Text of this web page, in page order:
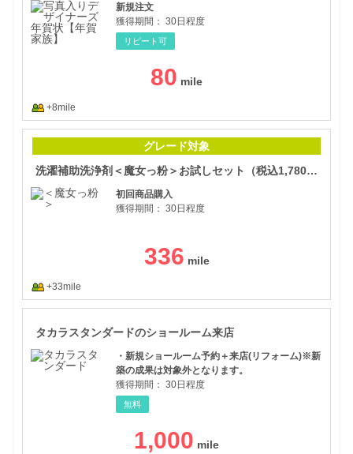
新規注文
獲得期間： 30日程度
リピート可
80
+8mile
グレード対象
洗濯補助洗浄剤＜魔女っ粉＞お試しセット（税込1,780円）【 みつばちロード】
初回商品購入
獲得期間： 30日程度
336
+33mile
タカラスタンダードのショールーム来店
・新規ショールーム予約＋来店(リフォーム)※新
築の成果は対象外となります。
獲得期間： 30日程度
無料
1,000